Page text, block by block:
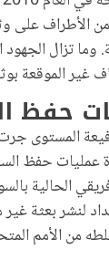
من الأطراف
وما تزال
غير الموقعة
حفظ
المستوى جرت
عمليات حفظ
الحالية
لنشر بعثة
من الأمم